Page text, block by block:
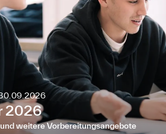
2026
weitere Vorbereitungsangebote